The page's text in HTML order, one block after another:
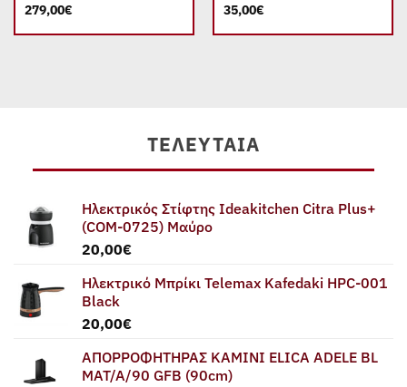
279,00€
35,00€
ΤΕΛΕΥΤΑΊΑ
Ηλεκτρικός Στίφτης Ideakitchen Citra Plus+
(COM-0725) Μαύρο
20,00€
Ηλεκτρικό Μπρίκι Telemax Kafedaki HPC-001
Black
20,00€
ΑΠΟΡΡΟΦΗΤΗΡΑΣ ΚΑΜΙΝΙ ELICA ADELE BL
MAT/A/90 GFB (90cm)